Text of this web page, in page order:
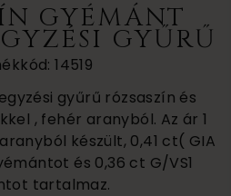
GYÉMÁNT
GYŰRŰ
14519
gyűrű rózsaszín és
, fehér aranyból. Az ár 1
készült, 0,41 ct( GIA
és 0,36 ct G/VS1
tartalmaz.